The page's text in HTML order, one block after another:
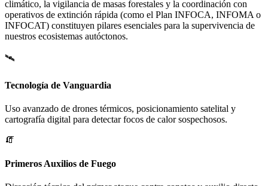
climático, la vigilancia de masas forestales y la coordinación con
operativos de extinción rápida (como el Plan INFOCA, INFOMA o
INFOCAT) constituyen pilares esenciales para la supervivencia de
nuestros ecosistemas autóctonos.
🛰️
Tecnología de Vanguardia
Uso avanzado de drones térmicos, posicionamiento satelital y
cartografía digital para detectar focos de calor sospechosos.
🧯
Primeros Auxilios de Fuego